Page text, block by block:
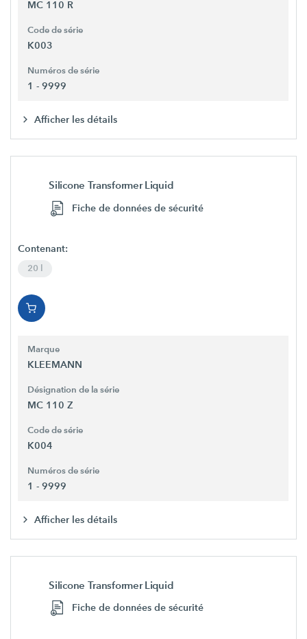
MC 110 R
Code de série
K003
Numéros de série
1 - 9999
Afficher les détails
Silicone Transformer Liquid
Fiche de données de sécurité
Contenant:
20 l
Marque
KLEEMANN
Désignation de la série
MC 110 Z
Code de série
K004
Numéros de série
1 - 9999
Afficher les détails
Silicone Transformer Liquid
Fiche de données de sécurité